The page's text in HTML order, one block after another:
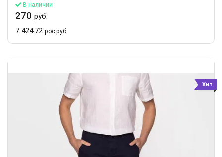
В наличии
270 руб.
7 424.72 рос.руб.
Хит